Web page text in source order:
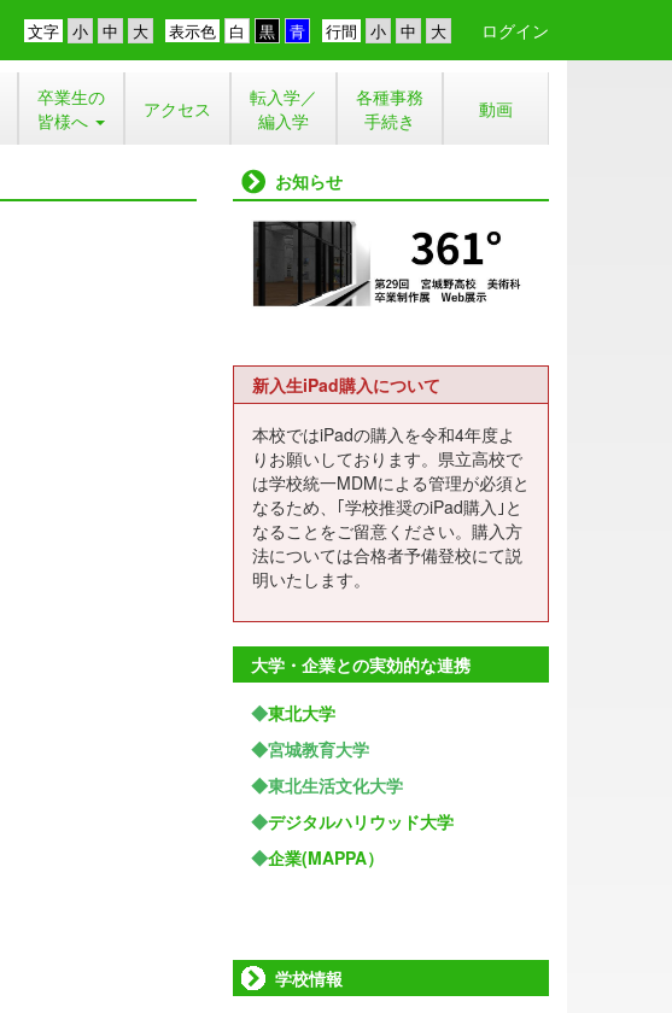
行間
表示色
文字 ログイン
卒業生の
皆様へ
アクセス
転入学／
編入学
各種事務
手続き
動画
お知らせ
新入生iPad購入について
本校ではiPadの購入を令和4年度よ
りお願いしております。県立高校で
は学校統一MDMによる管理が必須と
なるため、｢学校推奨のiPad購入｣と
なることをご留意ください。購入方
法については合格者予備登校にて説
明いたします。
大学・企業との実効的な連携
◆東北大学
◆宮城教育大学
◆東北生活文化大学
◆デジタルハリウッド大学
◆企業(MAPPA）
学校情報